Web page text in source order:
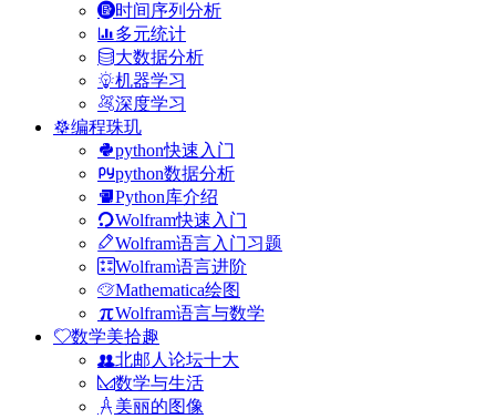
时间序列分析
多元统计
大数据分析
机器学习
深度学习
编程珠玑
python快速入门
python数据分析
Python库介绍
Wolfram快速入门
Wolfram语言入门习题
Wolfram语言进阶
Mathematica绘图
Wolfram语言与数学
数学美拾趣
北邮人论坛十大
数学与生活
美丽的图像